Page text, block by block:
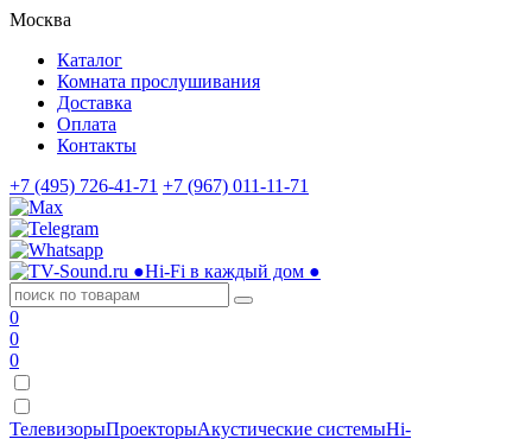
Москва
Каталог
Комната прослушивания
Доставка
Оплата
Контакты
+7 (495) 726-41-71 +7 (967) 011-11-71
●Hi-Fi в каждый дом ●
0
0
0
ТелевизорыПроекторыАкустические системыHi-